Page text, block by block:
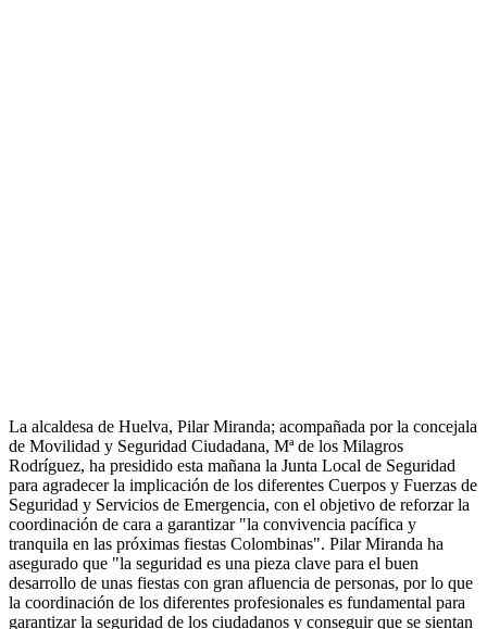
La alcaldesa de Huelva, Pilar Miranda; acompañada por la concejala
de Movilidad y Seguridad Ciudadana, Mª de los Milagros
Rodríguez, ha presidido esta mañana la Junta Local de Seguridad
para agradecer la implicación de los diferentes Cuerpos y Fuerzas de
Seguridad y Servicios de Emergencia, con el objetivo de reforzar la
coordinación de cara a garantizar "la convivencia pacífica y
tranquila en las próximas fiestas Colombinas". Pilar Miranda ha
asegurado que "la seguridad es una pieza clave para el buen
desarrollo de unas fiestas con gran afluencia de personas, por lo que
la coordinación de los diferentes profesionales es fundamental para
garantizar la seguridad de los ciudadanos y conseguir que se sientan